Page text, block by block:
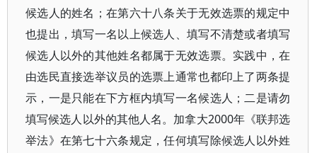
候选人的姓名；在第六十八条关于无效选票的规定中
也提出，填写一名以上候选人、填写不清楚或者填写
候选人以外的其他姓名都属于无效选票。实践中，在
由选民直接选举议员的选票上通常也都印上了两条提
示，一是只能在下方框内填写一名候选人；二是请勿
填写候选人以外的其他人名。加拿大2000年《联邦选
举法》在第七十六条规定，任何填写除候选人以外姓